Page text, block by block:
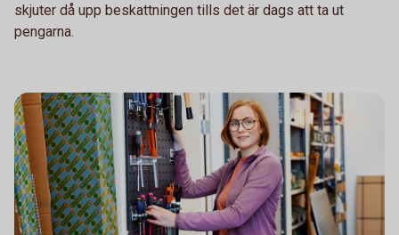
skjuter då upp beskattningen tills det är dags att ta ut
pengarna.